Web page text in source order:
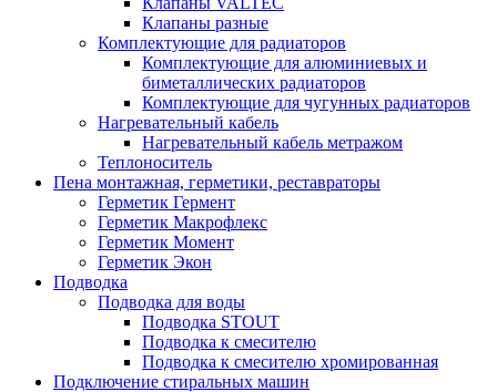
Клапаны разные
Комплектующие для радиаторов
Комплектующие для алюминиевых и
биметаллических радиаторов
Комплектующие для чугунных радиаторов
Нагревательный кабель
Нагревательный кабель метражом
Теплоноситель
Пена монтажная, герметики, реставраторы
Герметик Гермент
Герметик Макрофлекс
Герметик Момент
Герметик Экон
Подводка
Подводка для воды
Подводка STOUT
Подводка к смесителю
Подводка к смесителю хромированная
Подключение стиральных машин